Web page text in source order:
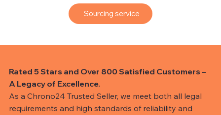
Sourcing service
Rated 5 Stars and Over 800 Satisfied Customers –
A Legacy of Excellence.
As a Chrono24 Trusted Seller, we meet both all legal
requirements and high standards of reliability and